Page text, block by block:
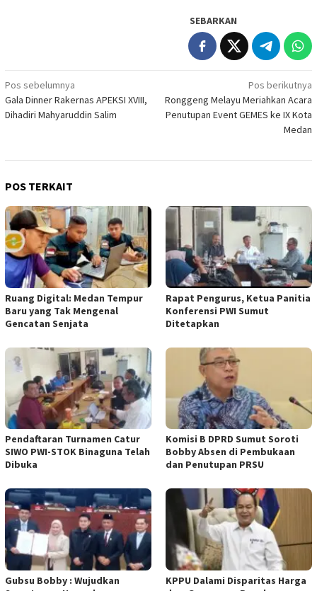
SEBARKAN
Navigasi
pos
Pos sebelumnya
Gala Dinner Rakernas APEKSI XVIII,
Dihadiri Mahyaruddin Salim
Pos berikutnya
Ronggeng Melayu Meriahkan Acara
Penutupan Event GEMES ke IX Kota
Medan
POS TERKAIT
Ruang Digital: Medan Tempur
Baru yang Tak Mengenal
Gencatan Senjata
Rapat Pengurus, Ketua Panitia
Konferensi PWI Sumut
Ditetapkan
Pendaftaran Turnamen Catur
SIWO PWI-STOK Binaguna Telah
Dibuka
Komisi B DPRD Sumut Soroti
Bobby Absen di Pembukaan
dan Penutupan PRSU
Gubsu Bobby : Wujudkan
KPPU Dalami Disparitas Harga